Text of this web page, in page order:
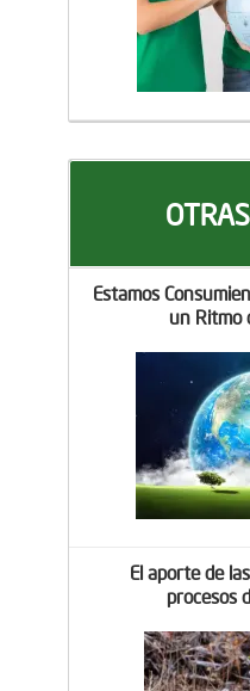
Estamos
un Ritmo
El aporte de
procesos